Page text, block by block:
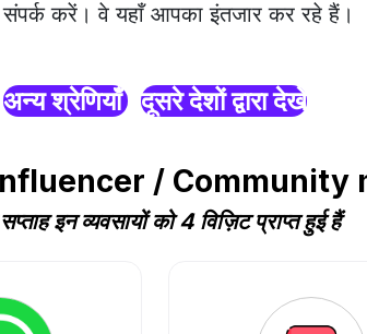
करें। वे यहाँ आपका इंतजार कर रहे हैं।
अन्य श्रेणियाँ दूसरे देशों द्वारा देखें
Influencer /
इन व्यवसायों को 4 विज़िट प्राप्त हुई हैं